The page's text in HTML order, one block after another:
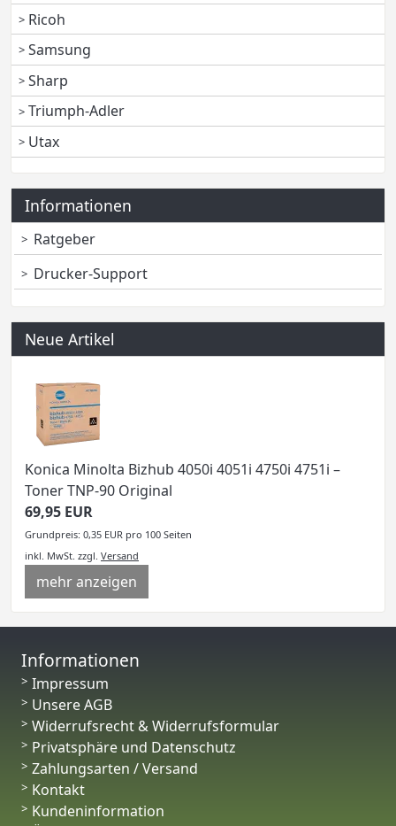
Ricoh
Samsung
Sharp
Triumph-Adler
Utax
Informationen
Ratgeber
Drucker-Support
Neue Artikel
Konica Minolta Bizhub 4050i 4051i 4750i 4751i –
Toner TNP-90 Original
69,95 EUR
Grundpreis: 0,35 EUR pro 100 Seiten
inkl. MwSt. zzgl. Versand
mehr anzeigen
Informationen
Impressum
Unsere AGB
Widerrufsrecht & Widerrufsformular
Privatsphäre und Datenschutz
Zahlungsarten / Versand
Kontakt
Kundeninformation